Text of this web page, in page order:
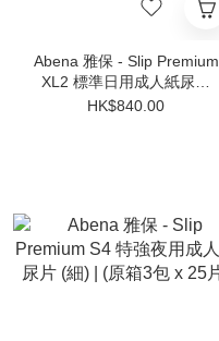
Abena 雅保 - Slip Premium
XL2 標準日用成人紙尿片
(加大) | (原箱4包 x 21片)
HK$840.00